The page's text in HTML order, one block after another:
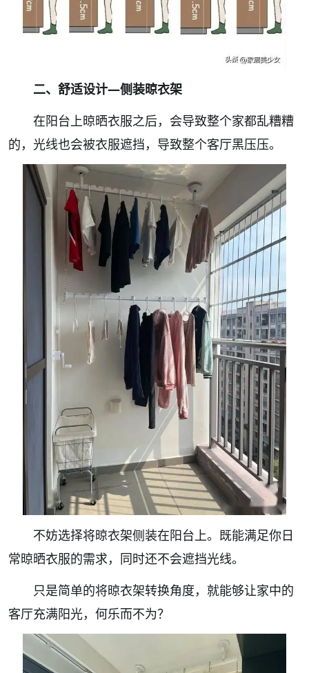
二、舒适设计—侧装晾衣架
在阳台上晾晒衣服之后，会导致整个家都乱糟糟
的，光线也会被衣服遮挡，导致整个客厅黑压压。
不妨选择将晾衣架侧装在阳台上。既能满足你日
常晾晒衣服的需求，同时还不会遮挡光线。
只是简单的将晾衣架转换角度，就能够让家中的
客厅充满阳光，何乐而不为？